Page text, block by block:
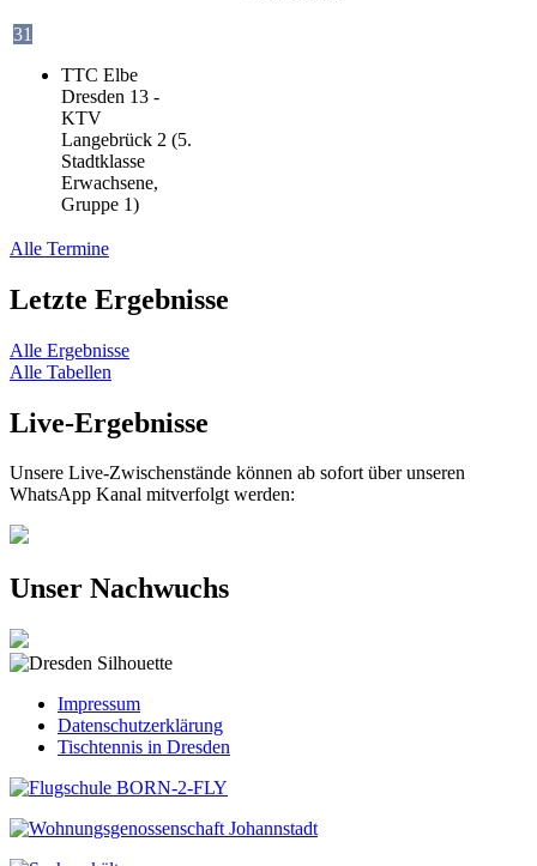
31
TTC Elbe
Dresden 13 -
KTV
Langebrück 2 (5.
Stadtklasse
Erwachsene,
Gruppe 1)
Alle Termine
Letzte Ergebnisse
Alle Ergebnisse
Alle Tabellen
Live-Ergebnisse
Unsere Live-Zwischenstände können ab sofort über unseren
WhatsApp Kanal mitverfolgt werden:
Unser Nachwuchs
Impressum
Datenschutzerklärung
Tischtennis in Dresden